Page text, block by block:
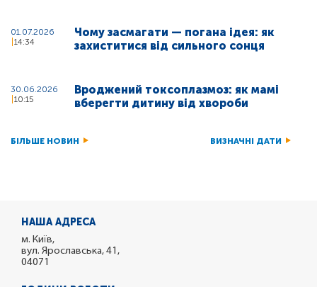
01.07.2026
14:34
Чому засмагати — погана ідея: як
захиститися від сильного сонця
30.06.2026
10:15
Вроджений токсоплазмоз: як мамі
вберегти дитину від хвороби
БІЛЬШЕ НОВИН ВИЗНАЧНІ ДАТИ
НАША АДРЕСА
м. Київ,
вул. Ярославська, 41,
04071